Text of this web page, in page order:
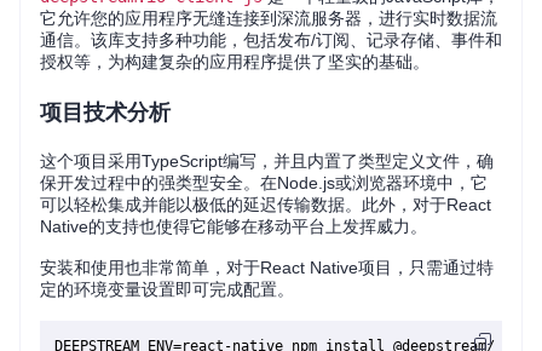
它允许您的应用程序无缝连接到深流服务器，进行实时数据流
通信。该库支持多种功能，包括发布/订阅、记录存储、事件和
授权等，为构建复杂的应用程序提供了坚实的基础。
项目技术分析
这个项目采用TypeScript编写，并且内置了类型定义文件，确
保开发过程中的强类型安全。在Node.js或浏览器环境中，它
可以轻松集成并能以极低的延迟传输数据。此外，对于React
Native的支持也使得它能够在移动平台上发挥威力。
安装和使用也非常简单，对于React Native项目，只需通过特
定的环境变量设置即可完成配置。